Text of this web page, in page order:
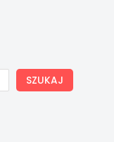
SZUKAJ